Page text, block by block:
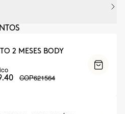
2 MESES BODY
COP621564